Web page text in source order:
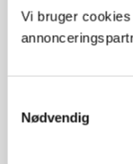
Vi bruger
Nødvendig